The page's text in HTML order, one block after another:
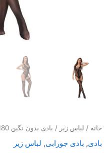
خانه / لباس زیر / بادی بدون نگین 80180
بادی, بادی جورابی, لباس زیر